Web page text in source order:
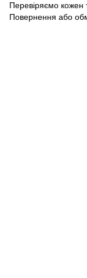
Перевіряємо кожен
Повернення або